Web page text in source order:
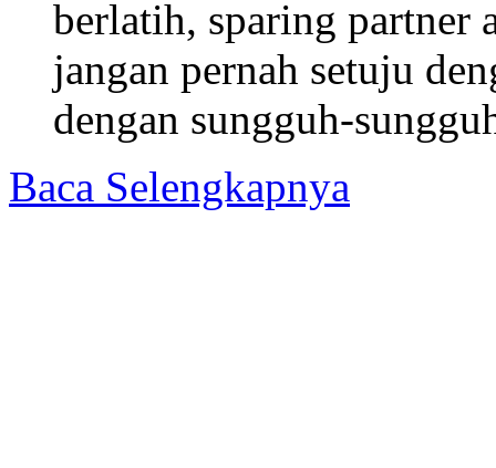
berlatih, sparing partner
jangan pernah setuju
dengan sungguh-
Baca Selengkapnya